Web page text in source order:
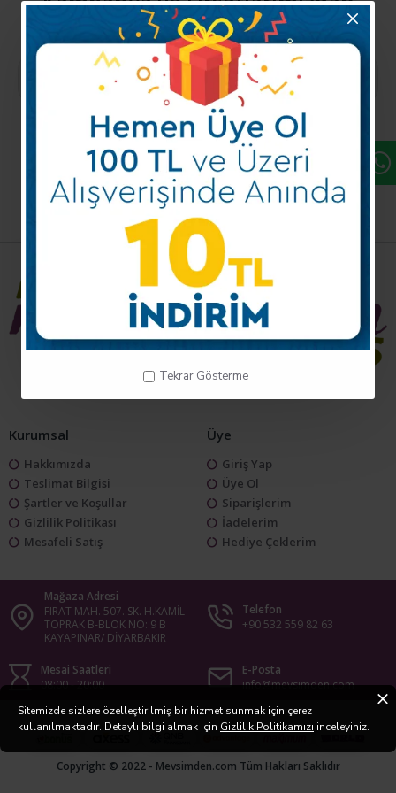
Tekrar Gösterme
Haberdar Olun!
Mobil Uygulamalarımız
Kurumsal
Hakkımızda
Teslimat Bilgisi
Şartler ve Koşullar
Gizlilik Politikası
Mesafeli Satış
Üye
Giriş Yap
Üye Ol
Siparişlerim
İadelerim
Hediye Çeklerim
Mağaza Adresi
FIRAT MAH. 507. SK. H.KAMİL
TOPRAK B-BLOK NO: 9 B
KAYAPINAR/ DİYARBAKIR
Telefon
+90 532 559 82 63
Mesai Saatleri
08:00 - 20:00
E-Posta
info@mevsimden.com
Copyright © 2022 - Mevsimden.com Tüm Hakları Saklıdır
Sitemizde sizlere özelleştirilmiş bir hizmet sunmak için çerez
kullanılmaktadır. Detaylı bilgi almak için Gizlilik Politikamızı inceleyiniz.